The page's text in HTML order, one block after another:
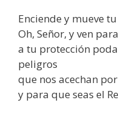
Enciende y mueve
Oh, Señor, y ven
a tu protección
peligros
que nos acechan
y para que seas el